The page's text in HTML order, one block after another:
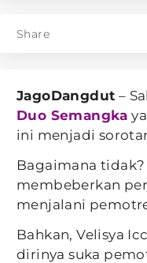
Share
JagoDangdut –
Duo Semangka
ini menjadi
Bagaimana tidak?
membeberkan
menjalani
Bahkan, Velisya
dirinya suka